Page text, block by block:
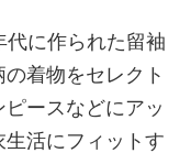
代に作られた留袖
着物をセレクト
ースなどにアッ
活にフィットす